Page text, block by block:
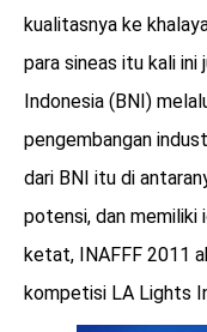
kualitasnya ke
para sineas itu kali ini
Indonesia (BNI)
pengembangan
dari BNI itu di
potensi, dan memiliki
ketat, INAFFF 2011
kompetisi LA Lights